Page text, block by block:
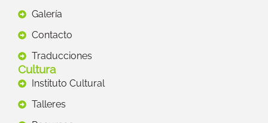
Galería
Contacto
Traducciones
Cultura
Instituto Cultural
Talleres